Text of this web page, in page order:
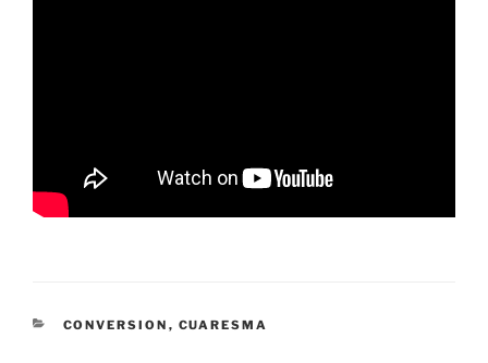
CATEGORÍAS
CONVERSION , CUARESMA